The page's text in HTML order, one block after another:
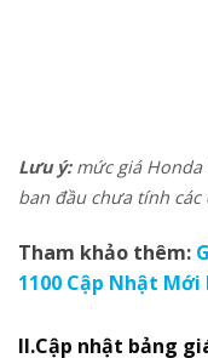
Lưu ý:mức giá Honda
ban đầu chưa tính
Tham khảo thêm:
1100 Cập Nhật
II.Cập nhật bảng